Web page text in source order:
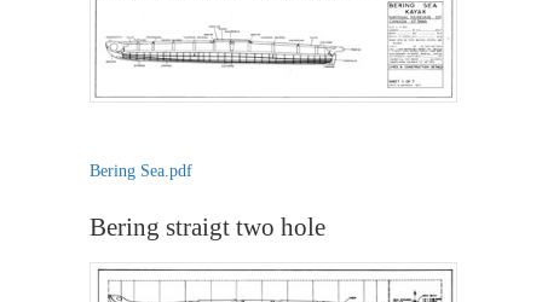
Bering Sea.pdf
Bering straigt two hole